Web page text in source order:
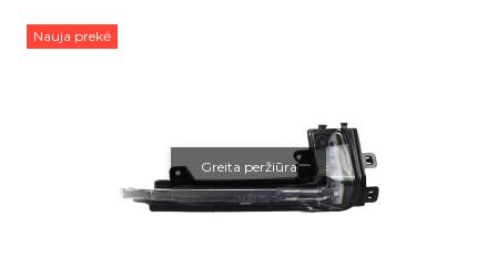
Nauja prekė
Greita peržiūra